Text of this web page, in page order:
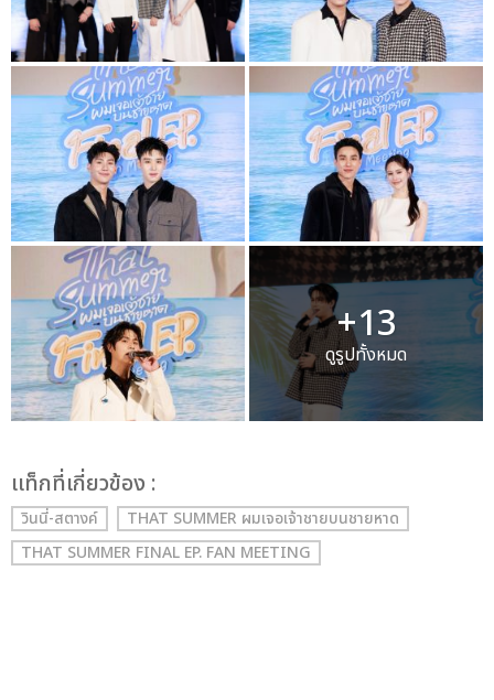
+13
ดูรูปทั้งหมด
เเท็กที่เกี่ยวข้อง :
วินนี่-สตางค์
THAT SUMMER ผมเจอเจ้าชายบนชายหาด
THAT SUMMER FINAL EP. FAN MEETING